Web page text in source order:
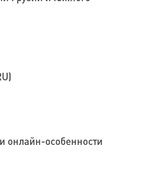
онлайн-особенности